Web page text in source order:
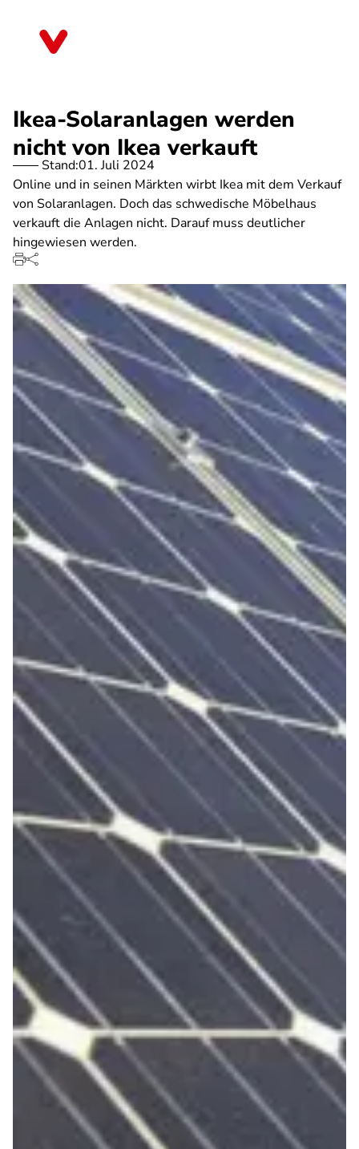
Ikea-Solaranlagen werden
nicht von Ikea verkauft
Stand:01. Juli 2024
Online und in seinen Märkten wirbt Ikea mit dem Verkauf
von Solaranlagen. Doch das schwedische Möbelhaus
verkauft die Anlagen nicht. Darauf muss deutlicher
hingewiesen werden.